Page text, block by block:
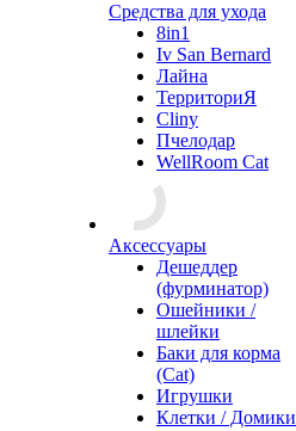
Средства для ухода
8in1
Iv San Bernard
Лайна
ТерриториЯ
Cliny
Пчелодар
WellRoom Cat
Аксессуары
Дешеддер
(фурминатор)
Ошейники /
шлейки
Баки для корма
(Cat)
Игрушки
Клетки / Домики